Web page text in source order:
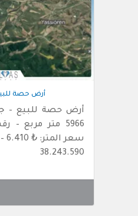
أرض حصة
أرض حصة للبيع –
38.243.590